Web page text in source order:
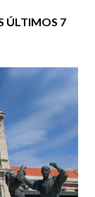
ÚLTIMOS 7